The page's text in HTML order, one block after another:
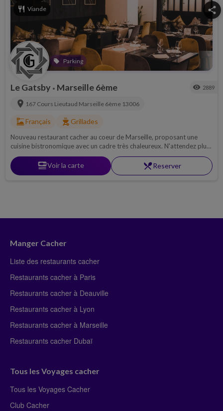
restaurant Viande
local_offer Parking
share
Le Gatsby • Marseille 6ème visibility 2889
location_on 167 Cours Lieutaud Marseille 6ème 13006
dinner_diningFrançais outdoor_grill Grillades
Nouveau restaurant cacher au coeur de Marseille, proposant une
cuisine bistronomique avec un cadre très chaleureux. N'attendez plus
et venez dégustez tous vos plats préférés.
set_mealVoir la carte restaurant_menuReserver
Manger Cacher
Liste des restaurants cacher
Restaurants cacher à Paris
Restaurants cacher à Deauville
Restaurants cacher à Lyon
Restaurants cacher à Marseille
Restaurants cacher Dubaï
Tous les Voyages cacher
Tous les Voyages Cacher
Club Cacher